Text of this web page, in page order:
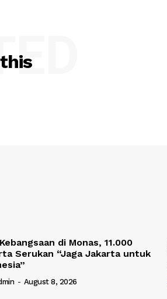
di Monas, 11.000
Serukan “Jaga Jakarta untuk
- August 8, 2026